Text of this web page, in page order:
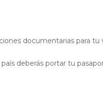
documentarias para tu
deberás portar tu